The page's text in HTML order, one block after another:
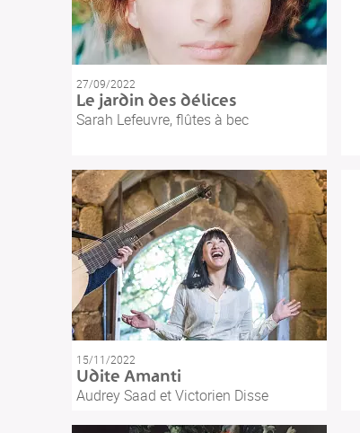
27/09/2022
Le jardin des délices
Sarah Lefeuvre, flûtes à bec
15/11/2022
Udite Amanti
Audrey Saad et Victorien Disse